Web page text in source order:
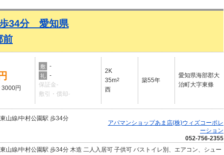
歩34分 愛知県
前
3000円
敷 -
礼
-
保証金-
敷引・償却-
2K
35m2
西
築55年
愛知県海部郡大
治町大字東條
山線/中村公園駅 歩34分
アパマンショップあま店(株)ウィズコーポレ
ーション
052-756-2355
山線/中村公園駅 歩34分 木造 二人入居可 子供可 バストイレ別、エアコン、シュー